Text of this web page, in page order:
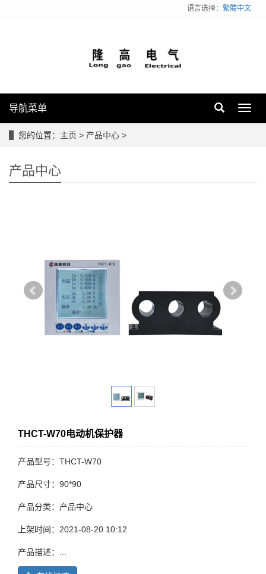
语言选择： 繁體中文
导航菜单
您的位置： 主页 > 产品中心 >
产品中心
THCT-W70电动机保护器
产品型号：THCT-W70
产品尺寸：90*90
产品分类：产品中心
上架时间：2021-08-20 10:12
产品描述：...